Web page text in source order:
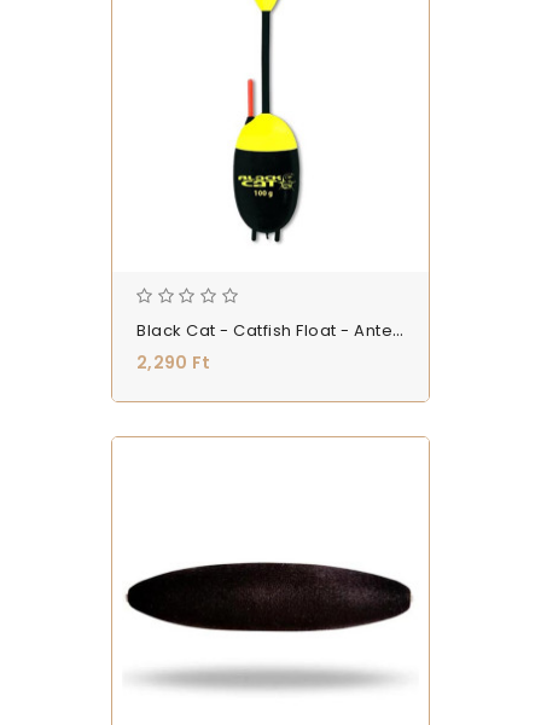
Black Cat - Catfish Float - Antennás Úszó
2,290 Ft